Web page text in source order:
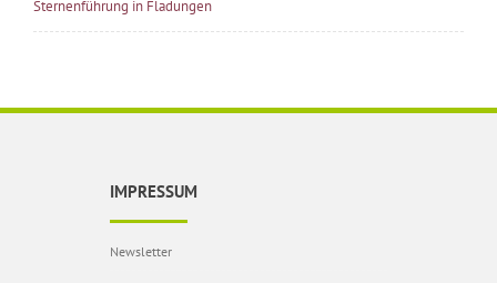
Sternenführung in Fladungen
IMPRESSUM
Newsletter